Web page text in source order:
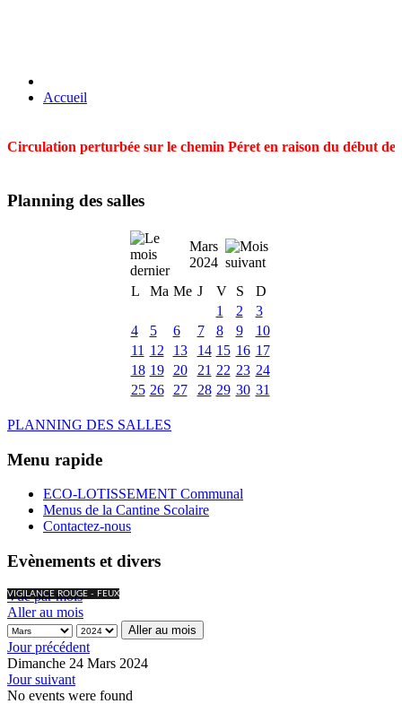
Accueil
Circulation perturbée sur le chemin Péret en raison du début
Planning des salles
Mars
2024
L
Ma Me J V S
D
1
2
3
4
5 6 7 8 9
10
11 12 13 14 15 16 17
18 19 20 21 22 23 24
25 26 27 28 29 30 31
PLANNING DES SALLES
Menu rapide
ECO-LOTISSEMENT Communal
Menus de la Cantine Scolaire
Contactez-nous
Evènements et divers
VIGILANCE ROUGE - FEUX
Vue par mois
Aller au mois
Aller au mois
Jour précédent
Dimanche 24 Mars 2024
Jour suivant
No events were found